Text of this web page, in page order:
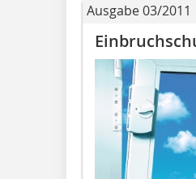
Ausgabe 03/2011